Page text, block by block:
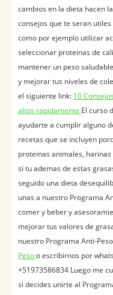
cambios en la dieta hacen
consejos que te seran
como por ejemplo utilizar
seleccionar proteinas de
mantener un peso
y mejorar tus niveles de
el siguiente link: 10
altos rapidamente El curso
ayudarte a cumplir alguno
recetas que se incluyen
proteinas animales,
si tu ademas de estas
seguido una dieta
unas a nuestro Programa
comer y beber y
mejorar tus valores de
nuestro Programa Anti-
Pesoo escribirnos por
+51973586834 Luego me
si decides unirte al